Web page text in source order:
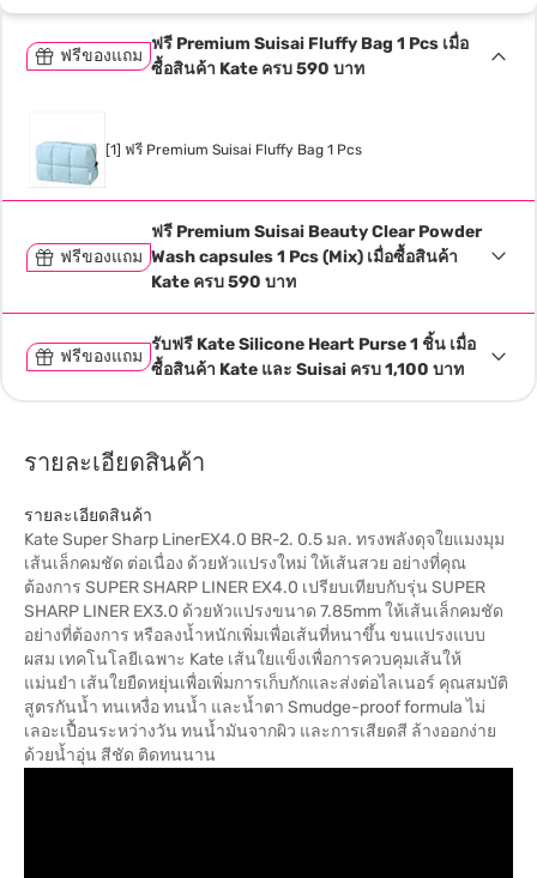
ฟรีของแถม
ฟรี Premium Suisai Fluffy Bag 1 Pcs เมื่อ
ซื้อสินค้า Kate ครบ 590 บาท
[1] ฟรี Premium Suisai Fluffy Bag 1 Pcs
ฟรีของแถม
ฟรี Premium Suisai Beauty Clear Powder
Wash capsules 1 Pcs (Mix) เมื่อซื้อสินค้า
Kate ครบ 590 บาท
ฟรีของแถม
รับฟรี Kate Silicone Heart Purse 1 ชิ้น เมื่อ
ซื้อสินค้า Kate และ Suisai ครบ 1,100 บาท
รายละเอียดสินค้า
รายละเอียดสินค้า
Kate Super Sharp LinerEX4.0 BR-2. 0.5 มล. ทรงพลังดุจใยแมงมุม
เส้นเล็กคมชัด ต่อเนื่อง ด้วยหัวแปรงใหม่ ให้เส้นสวย อย่างที่คุณ
ต้องการ SUPER SHARP LINER EX4.0 เปรียบเทียบกับรุ่น SUPER
SHARP LINER EX3.0 ด้วยหัวแปรงขนาด 7.85mm ให้เส้นเล็กคมชัด
อย่างที่ต้องการ หรือลงน้ำหนักเพิ่มเพื่อเส้นที่หนาขึ้น ขนแปรงแบบ
ผสม เทคโนโลยีเฉพาะ Kate เส้นใยแข็งเพื่อการควบคุมเส้นให้
แม่นยำ เส้นใยยืดหยุ่นเพื่อเพิ่มการเก็บกักและส่งต่อไลเนอร์ คุณสมบัติ
สูตรกันน้ำ ทนเหงื่อ ทนน้ำ และน้ำตา Smudge-proof formula ไม่
เลอะเปื้อนระหว่างวัน ทนน้ำมันจากผิว และการเสียดสี ล้างออกง่าย
ด้วยน้ำอุ่น สีชัด ติดทนนาน